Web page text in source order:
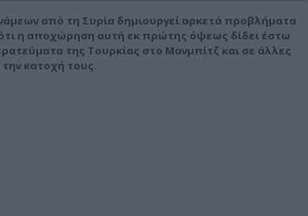
από τη Συρία δημιουργεί αρκετά προβλήματα
η αποχώρηση αυτή εκ πρώτης όψεως δίδει έστω
της Τουρκίας στο Μανμπίτζ και σε άλλες
κατοχή τους.